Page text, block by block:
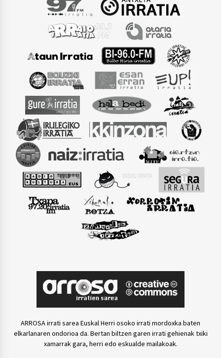
ARROSA irrati sarea Euskal Herri osoko irrati mordoxka baten
elkarlanaren ondorioa da. Bertan biltzen garen irrati gehienak txiki
xamarrak gara, herri edo eskualde mailakoak.